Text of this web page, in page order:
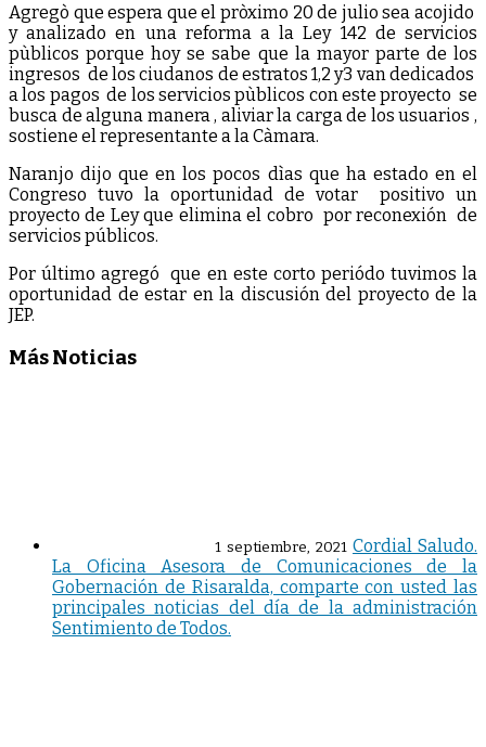
Agregò que espera que el pròximo 20 de julio sea acojido
y analizado en una reforma a la Ley 142 de servicios
pùblicos porque hoy se sabe que la mayor parte de los
ingresos de los ciudanos de estratos 1,2 y3 van dedicados
a los pagos de los servicios pùblicos con este proyecto se
busca de alguna manera , aliviar la carga de los usuarios ,
sostiene el representante a la Càmara.
Naranjo dijo que en los pocos dìas que ha estado en el
Congreso tuvo la oportunidad de votar positivo un
proyecto de Ley que elimina el cobro por reconexión de
servicios públicos.
Por último agregó que en este corto periódo tuvimos la
oportunidad de estar en la discusión del proyecto de la
JEP.
Más Noticias
1 septiembre, 2021 Cordial Saludo.
La Oficina Asesora de Comunicaciones de la
Gobernación de Risaralda, comparte con usted las
principales noticias del día de la administración
Sentimiento de Todos.